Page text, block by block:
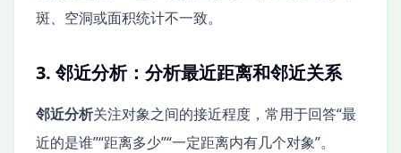
斑、空洞或面积统计不一致。
3. 邻近分析：分析最近距离和邻近关系
邻近分析关注对象之间的接近程度，常用于回答“最
近的是谁”“距离多少”“一定距离内有几个对象”。